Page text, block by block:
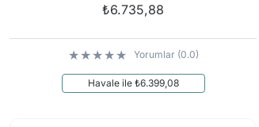
₺6.735,88
Yorumlar (0.0)
Havale ile ₺6.399,08